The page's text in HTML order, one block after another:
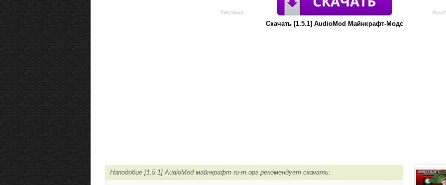
Скачать [1.5.1] AudioMod Майнкрафт-Модс
Наподобие [1.5.1] AudioMod майнкрафт ru-m.орг рекомендует скачать: